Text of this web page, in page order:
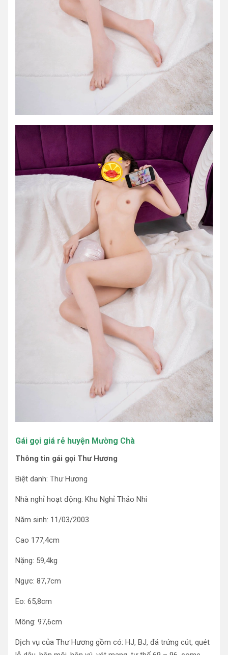
Gái gọi giá rẻ huyện Mường Chà
Thông tin gái gọi Thư Hương
Biệt danh: Thư Hương
Nhà nghỉ hoạt động: Khu Nghỉ Thảo Nhi
Năm sinh: 11/03/2003
Cao 177,4cm
Nặng: 59,4kg
Ngực: 87,7cm
Eo: 65,8cm
Mông: 97,6cm
Dịch vụ của Thư Hương gồm có: HJ, BJ, đá trứng cút, quét